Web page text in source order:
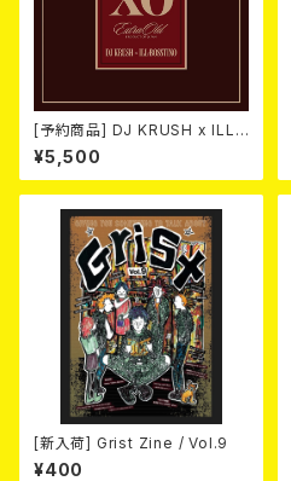
[予約商品] DJ KRUSH x ILL-
BOSSTINO / XO (2CD)(限定
盤) 2026年08月05日発売！
¥5,500
[新入荷] Grist Zine / Vol.9
¥400